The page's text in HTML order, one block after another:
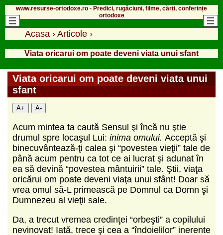
www.resurse-ortodoxe.ro - Predici, rugăciuni, filme, cărți, conferințe
ortodoxe
Acasa › Articole ›
Viata oricarui om poate deveni viata unui sfant
Viata oricarui om poate deveni viata unui
sfant
A+ A-
Acum mintea ta caută Sensul şi încă nu ştie
drumul spre locaşul Lui: inima omului. Acceptă şi
binecuvântează-ţi calea şi “povestea vieţii” tale de
până acum pentru ca tot ce ai lucrat şi adunat în
ea să devină “povestea mântuirii” tale. Ştii, viaţa
oricărui om poate deveni viaţa unui sfânt! Doar să
vrea omul să-L primească pe Domnul ca Domn şi
Dumnezeu al vieţii sale.
Da, a trecut vremea credinţei “orbeşti” a copilului
nevinovat! Iată, trece şi cea a “îndoielilor” inerente